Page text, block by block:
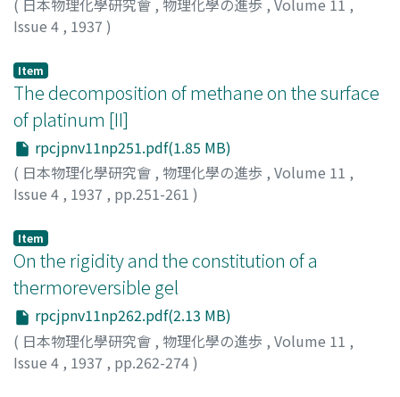
Issue 4 , 1937 )
Item
The decomposition of methane on the surface
of platinum [II]
rpcjpnv11np251.pdf(1.85 MB)
( 日本物理化學研究會 , 物理化學の進歩 , Volume 11 ,
Issue 4 , 1937 , pp.251-261 )
Item
On the rigidity and the constitution of a
thermoreversible gel
rpcjpnv11np262.pdf(2.13 MB)
( 日本物理化學研究會 , 物理化學の進歩 , Volume 11 ,
Issue 4 , 1937 , pp.262-274)